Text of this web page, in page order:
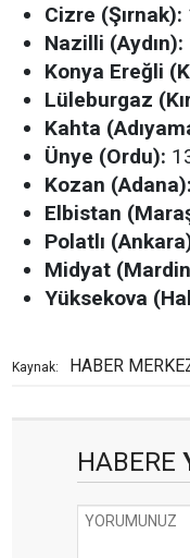
Cizre (Şırnak):
Nazilli (Aydın):
Konya Ereğli
Lüleburgaz
Kahta
Ünye (Ordu):
Kozan (Adana):
Elbistan
Polatlı
Midyat
Yüksekova
Kaynak: HABER
HABERE